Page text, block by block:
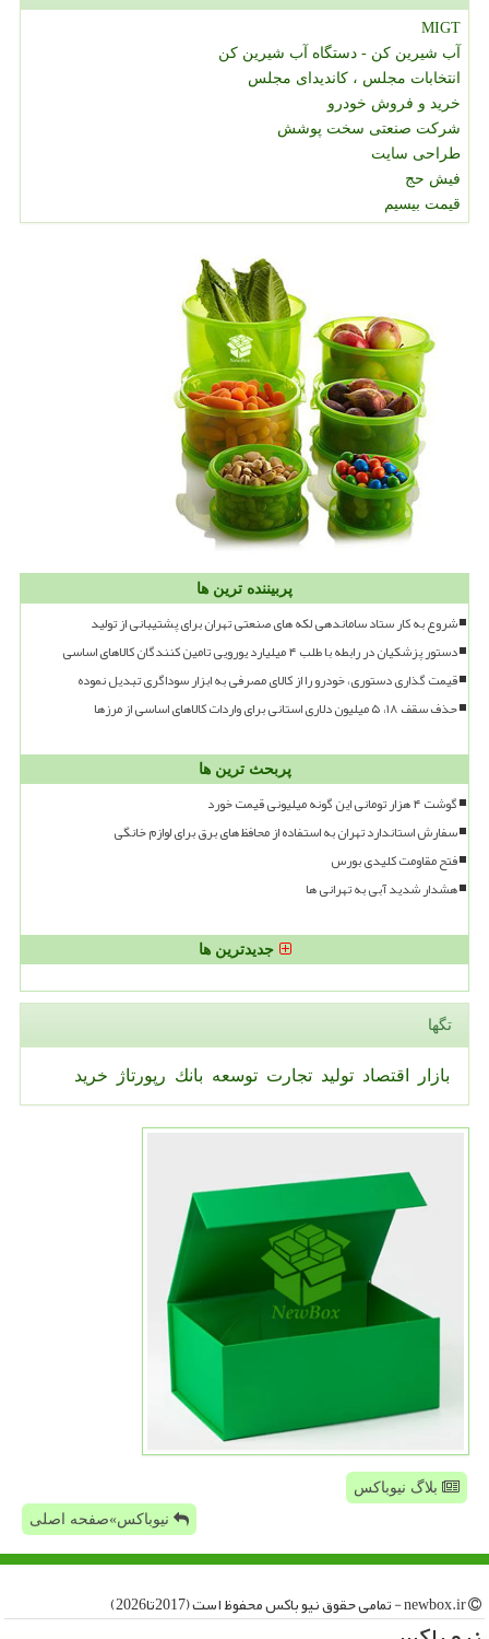
MIGT
آب شیرین کن - دستگاه آب شیرین کن
انتخابات مجلس ، کاندیدای مجلس
خرید و فروش خودرو
شرکت صنعتی سخت پوشش
طراحی سایت
فیش حج
قیمت بیسیم
پربیننده ترین ها
شروع به کار ستاد ساماندهی لکه های صنعتی تهران برای پشتیبانی از تولید
دستور پزشکیان در رابطه با طلب ۴ میلیارد یورویی تامین کنندگان کالاهای اساسی
قیمت گذاری دستوری، خودرو را از کالای مصرفی به ابزار سوداگری تبدیل نموده
حذف سقف ۱۸، ۵ میلیون دلاری استانی برای واردات کالاهای اساسی از مرزها
پربحث ترین ها
گوشت ۴ هزار تومانی این گونه میلیونی قیمت خورد
سفارش استاندارد تهران به استفاده از محافظ های برق برای لوازم خانگی
فتح مقاومت کلیدی بورس
هشدار شدید آبی به تهرانی ها
جدیدترین ها
تگها
بازار اقتصاد تولید تجارت توسعه بانك رپورتاژ خرید
بلاگ نیوباکس
نیوباکس»صفحه اصلی